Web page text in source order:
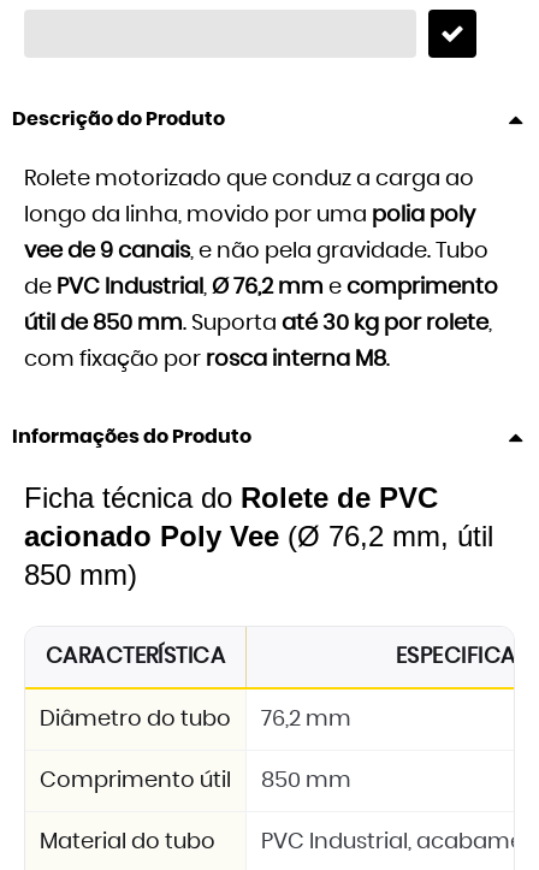
Descrição do Produto
Rolete motorizado que conduz a carga ao
longo da linha, movido por uma polia poly
vee de 9 canais, e não pela gravidade. Tubo
de PVC Industrial , Ø 76,2 mm e comprimento
útil de 850 mm. Suporta até 30 kg por rolete,
com fixação por rosca interna M8.
Informações do Produto
Ficha técnica do Rolete de PVC
acionado Poly Vee (Ø 76,2 mm, útil
850 mm)
CARACTERÍSTICA
Diâmetro do tubo 76,2 mm
Comprimento útil 850 mm
Material do tubo PVC Industrial,